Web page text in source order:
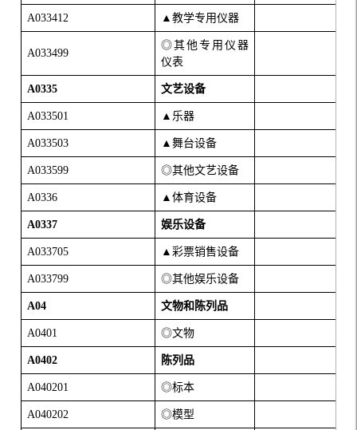
A033412 ▲教学专用仪器
A033499
◎其他专用仪器
仪表
A0335 文艺设备
A033501 ▲乐器
A033503 ▲舞台设备
A033599 ◎其他文艺设备
A0336 ▲体育设备
A0337 娱乐设备
A033705 ▲彩票销售设备
A033799 ◎其他娱乐设备
A04 文物和陈列品
A0401 ◎文物
A0402 陈列品
A040201 ◎标本
A040202 ◎模型